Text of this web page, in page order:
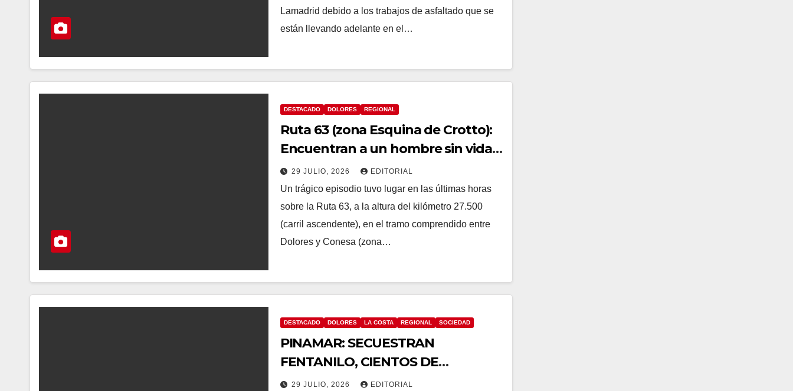
Lamadrid debido a los trabajos de asfaltado que se
están llevando adelante en el…
DESTACADO DOLORES REGIONAL
Ruta 63 (zona Esquina de Crotto):
Encuentran a un hombre sin vida
dentro de un auto
29 JULIO, 2026 EDITORIAL
Un trágico episodio tuvo lugar en las últimas horas
sobre la Ruta 63, a la altura del kilómetro 27.500
(carril ascendente), en el tramo comprendido entre
Dolores y Conesa (zona…
DESTACADO DOLORES LA COSTA REGIONAL SOCIEDAD
PINAMAR: SECUESTRAN
FENTANILO, CIENTOS DE
MEDICAMENTOS VENCIDOS Y
29 JULIO, 2026 EDITORIAL